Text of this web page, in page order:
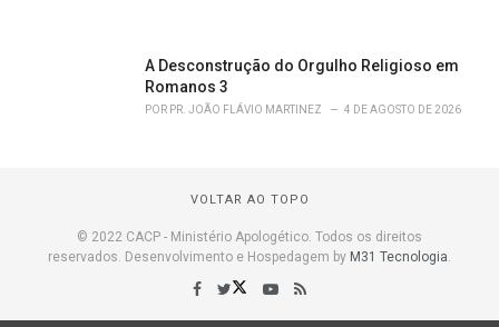
A Desconstrução do Orgulho Religioso em
Romanos 3
POR PR. JOÃO FLÁVIO MARTINEZ 4 DE AGOSTO DE 2026
VOLTAR AO TOPO
© 2022 CACP - Ministério Apologético. Todos os direitos
reservados. Desenvolvimento e Hospedagem by M31 Tecnologia.